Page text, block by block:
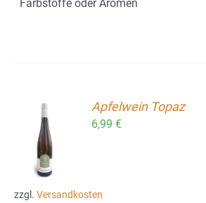
Farbstoffe oder Aromen
Apfelwein Topaz
6,99€
zzgl. Versandkosten